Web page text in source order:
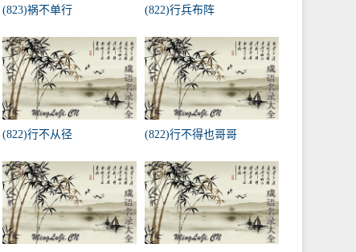
(823)祸不单行 (822)行兵布阵
(822)行不从径 (822)行不得也哥哥